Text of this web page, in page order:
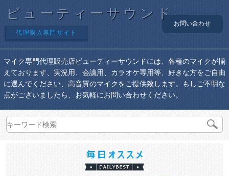
ビューティーサウンド
代理購入専門サイト
お問い合わせ
マイク専門代理販売店ビューティーサウンドには、各種のマイクが揃
えております、実況用、会議用、カラオケ専用等、好きな方をご自由
に選んでください、高音質のマイクをご提供致します。もしご不明な
点がございましたら、お気軽にお問い合わせください。